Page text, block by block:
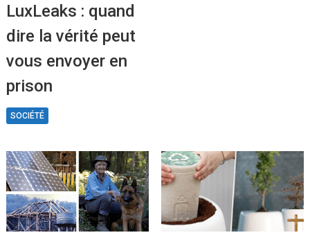
LuxLeaks : quand
dire la vérité peut
vous envoyer en
prison
SOCIÉTÉ